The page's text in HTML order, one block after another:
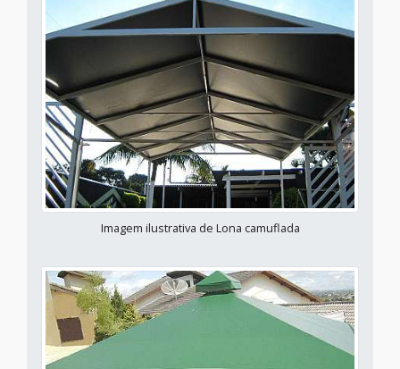
Imagem ilustrativa de Lona camuflada